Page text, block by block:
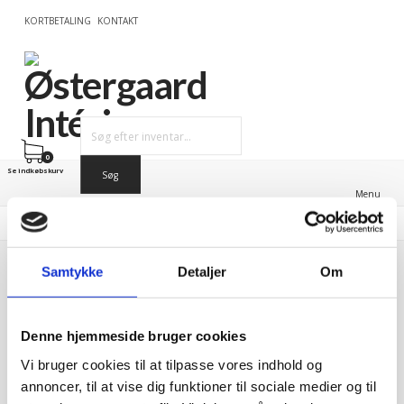
Samtykke Detaljer Om
Denne hjemmeside bruger cookies
Vi bruger cookies til at tilpasse vores indhold og
annoncer, til at vise dig funktioner til sociale medier og til
KORTBETALING KONTAKT
Menu
0
Se indkøbskurv
Kvalitet siden 1976
Vi er Østergaard!
Østergaard Intérieur Produkter>Garderobe/Reoler/Standere
Tilbehør